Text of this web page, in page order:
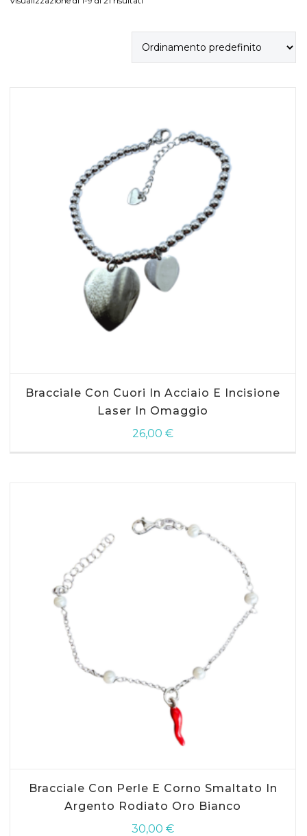
Bracciale Con Cuori In Acciaio E Incisione
Laser In Omaggio
26,00 €
Bracciale Con Perle E Corno Smaltato In
Argento Rodiato Oro Bianco
30,00 €
AGGIUNGI AL CARRELLO